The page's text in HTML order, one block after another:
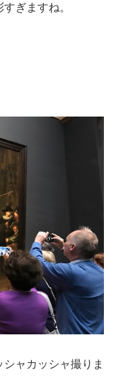
ぎますね。
ャカッシャ撮りま